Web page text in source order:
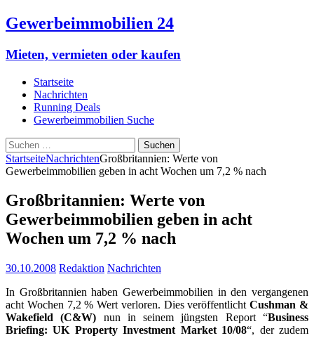
Gewerbeimmobilien 24
Mieten, vermieten oder kaufen
Startseite
Nachrichten
Running Deals
Gewerbeimmobilien Suche
Suchen
nach:
StartseiteNachrichtenGroßbritannien: Werte von
Gewerbeimmobilien geben in acht Wochen um 7,2 % nach
Großbritannien: Werte von
Gewerbeimmobilien geben in acht
Wochen um 7,2 % nach
30.10.2008 Redaktion Nachrichten
In Großbritannien haben Gewerbeimmobilien in den vergangenen
acht Wochen 7,2 % Wert verloren. Dies veröffentlichtCushman &
Wakefield (C&W) nun in seinem jüngsten Report “Business
Briefing: UK Property Investment Market 10/08“, der zudem